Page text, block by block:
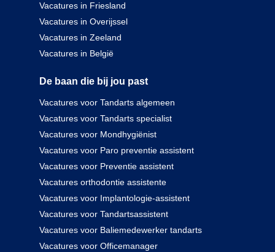
Vacatures in Friesland
Vacatures in Overijssel
Vacatures in Zeeland
Vacatures in België
De baan die bij jou past
Vacatures voor Tandarts algemeen
Vacatures voor Tandarts specialist
Vacatures voor Mondhygiënist
Vacatures voor Paro preventie assistent
Vacatures voor Preventie assistent
Vacatures orthodontie assistente
Vacatures voor Implantologie-assistent
Vacatures voor Tandartsassistent
Vacatures voor Baliemedewerker tandarts
Vacatures voor Officemanager